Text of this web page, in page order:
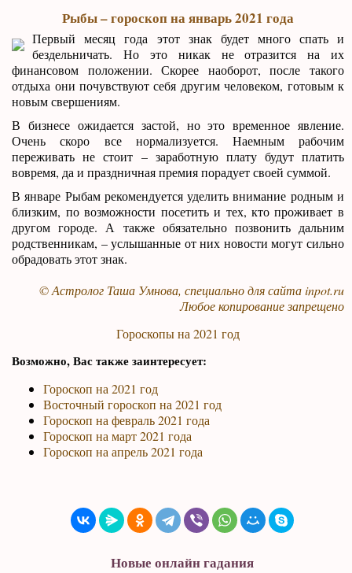
Рыбы – гороскоп на январь 2021 года
Первый месяц года этот знак будет много спать и
бездельничать. Но это никак не отразится на их
финансовом положении. Скорее наоборот, после такого
отдыха они почувствуют себя другим человеком, готовым к
новым свершениям.
В бизнесе ожидается застой, но это временное явление.
Очень скоро все нормализуется. Наемным рабочим
переживать не стоит – заработную плату будут платить
вовремя, да и праздничная премия порадует своей суммой.
В январе Рыбам рекомендуется уделить внимание родным и
близким, по возможности посетить и тех, кто проживает в
другом городе. А также обязательно позвонить дальним
родственникам, – услышанные от них новости могут сильно
обрадовать этот знак.
© Астролог Таша Умнова, специально для сайтаinpot.ru
Любое копирование запрещено
Гороскопы на 2021 год
Возможно, Вас также заинтересует:
Гороскоп на 2021 год
Восточный гороскоп на 2021 год
Гороскоп на февраль 2021 года
Гороскоп на март 2021 года
Гороскоп на апрель 2021 года
Новые онлайн гадания